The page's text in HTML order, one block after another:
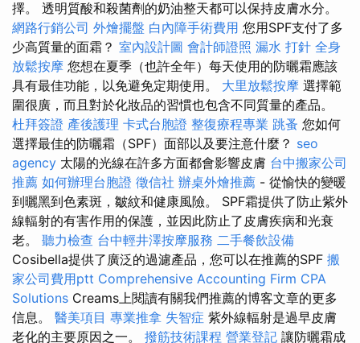
擇。 透明質酸和殺菌劑的奶油整天都可以保持皮膚水分。
網路行銷公司 外燴擺盤 白內障手術費用 您用SPF支付了多
少高質量的面霜？ 室內設計圖 會計師證照 漏水 打針 全身
放鬆按摩 您想在夏季（也許全年）每天使用的防曬霜應該
具有最佳功能，以免避免定期使用。 大里放鬆按摩 選擇範
圍很廣，而且對於化妝品的習慣也包含不同質量的產品。
杜拜簽證 產後護理 卡式台胞證 整復療程專業 跳蚤 您如何
選擇最佳的防曬霜（SPF）面部以及要注意什麼？ seo
agency 太陽的光線在許多方面都會影響皮膚 台中搬家公司
推薦 如何辦理台胞證 徵信社 辦桌外燴推薦 - 從愉快的變暖
到曬黑到色素斑，皺紋和健康風險。 SPF霜提供了防止紫外
線輻射的有害作用的保護，並因此防止了皮膚疾病和光衰
老。 聽力檢查 台中輕井澤按摩服務 二手餐飲設備
Cosibella提供了廣泛的過濾產品，您可以在推薦的SPF 搬
家公司費用ptt Comprehensive Accounting Firm CPA
Solutions Creams上閱讀有關我們推薦的博客文章的更多
信息。 醫美項目 專業推拿 失智症 紫外線輻射是過早皮膚
老化的主要原因之一。 撥筋技術課程 營業登記 讓防曬霜成